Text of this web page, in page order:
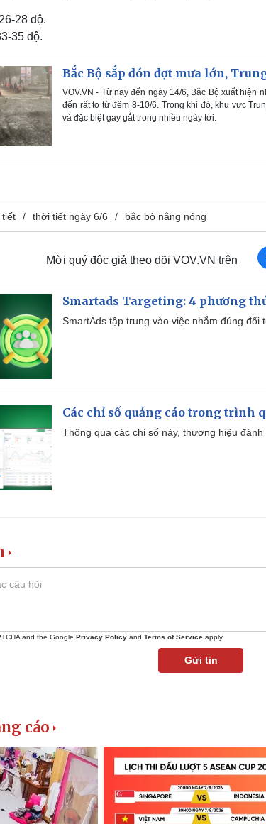
28 độ.
35 độ.
Bắc Bộ sắp đón đợt mưa lớn,
VOV.VN - Từ nay đến ngày 14/6, Bắc Bộ xuất hiện
đến rất to từ đêm 8-10/6. Trong khi đó, khu vực
và đặc biệt gay gắt trong nhiều ngày tới.
thời tiết ngày 6/6 bắc bộ nắng nóng
Mời quý độc giả theo dõi VOV.VN trên
Smartads Targeting: 4 phương
SmartAds tập trung vào việc nhắm đúng
Các chỉ số quảng cáo trong trình
Thông qua các chỉ số này, thương hiệu
and the Google Privacy Policy and Terms of Service apply.
Gửi tin